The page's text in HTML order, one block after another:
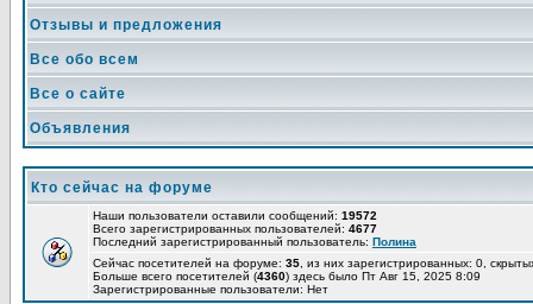
Отзывы и предложения
Все обо всем
Все о сайте
Объявления
Кто сейчас на форуме
Наши пользователи оставили сообщений: 19572
Всего зарегистрированных пользователей: 4677
Последний зарегистрированный пользователь: Полина
Сейчас посетителей на форуме: 35 , из них зарегистрированных: 0,
Больше всего посетителей (4360) здесь было Пт Авг 15, 2025 8:09
Зарегистрированные пользователи: Нет